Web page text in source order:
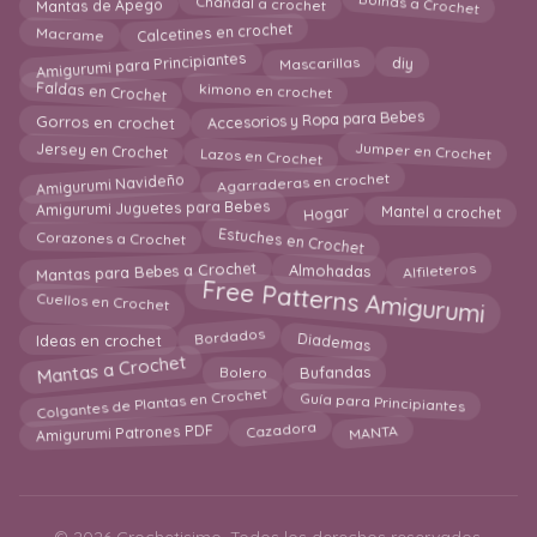
Mantas de Apego Chandal a crochet Boinas a Crochet
Macrame Calcetines en crochet
Amigurumi para Principiantes Mascarillas diy
Faldas en Crochet kimono en crochet
Gorros en crochet Accesorios y Ropa para Bebes
Jersey en Crochet Lazos en Crochet Jumper en Crochet
Amigurumi Navideño Agarraderas en crochet
Amigurumi Juguetes para Bebes Hogar Mantel a crochet
Corazones a Crochet Estuches en Crochet
Mantas para Bebes a Crochet Almohadas Alfileteros
Cuellos en Crochet Free Patterns Amigurumi
Ideas en crochet Bordados Diademas
Mantas a Crochet Bolero Bufandas
Colgantes de Plantas en Crochet Guía para Principiantes
Amigurumi Patrones PDF Cazadora MANTA